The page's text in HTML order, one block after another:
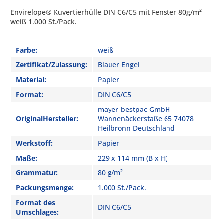
Envirelope® Kuvertierhülle DIN C6/C5 mit Fenster 80g/m²
weiß 1.000 St./Pack.
Farbe:
weiß
Zertifikat/Zulassung:
Blauer Engel
Material:
Papier
Format:
DIN C6/C5
OriginalHersteller:
mayer-bestpac GmbH
Wannenäckerstaße 65 74078
Heilbronn Deutschland
Werkstoff:
Papier
Maße:
229 x 114 mm (B x H)
Grammatur:
80 g/m²
Packungsmenge:
1.000 St./Pack.
Format des
Umschlages:
DIN C6/C5